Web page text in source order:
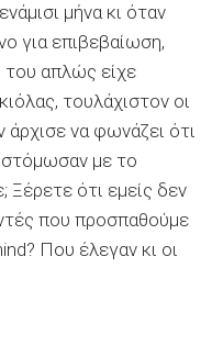
μήνα κι όταν
για επιβεβαίωση,
του απλώς είχε
τουλάχιστον οι
άρχισε να φωνάζει ότι
με το
Ξέρετε ότι εμείς δεν
που προσπαθούμε
Που έλεγαν κι οι